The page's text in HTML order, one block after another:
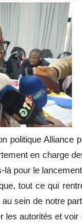
politique Alliance
en charge
pour le
tout ce qui
sein de notre
les autorités et